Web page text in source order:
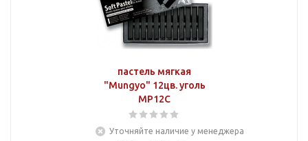
пастель мягкая
"Mungyo" 12цв. уголь
MP12C
Уточняйте наличие у менеджера